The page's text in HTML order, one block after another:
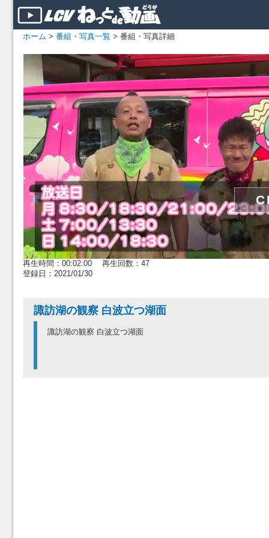
ホーム > 番組・写真一覧 > 番組・写真詳細
再生時間：00:02:00 再生回数：47
登録日：2021/01/30
諏訪湖の観察 白波立つ湖面
諏訪湖の観察 白波立つ湖面